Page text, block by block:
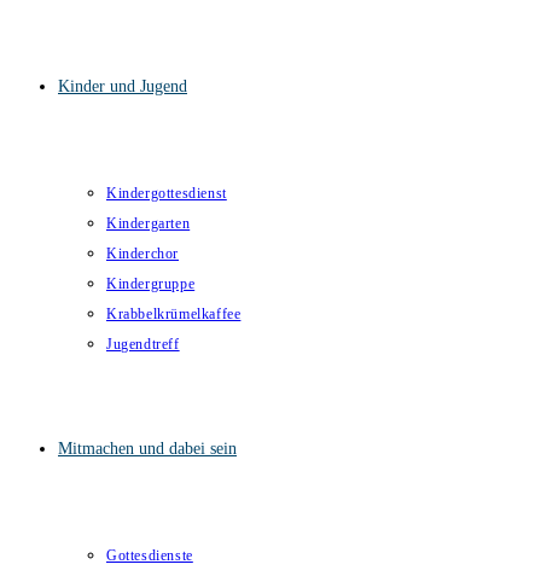
Kinder und Jugend
Kindergottesdienst
Kindergarten
Kinderchor
Kindergruppe
Krabbelkrümelkaffee
Jugendtreff
Mitmachen und dabei sein
Gottesdienste